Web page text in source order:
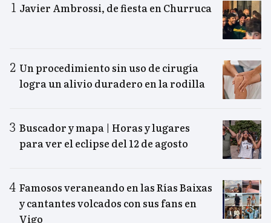
Javier Ambrossi, de fiesta en Churruca
Un procedimiento sin uso de cirugía
logra un alivio duradero en la rodilla
Buscador y mapa | Horas y lugares
para ver el eclipse del 12 de agosto
Famosos veraneando en las Rías Baixas
y cantantes volcados con sus fans en
Vigo